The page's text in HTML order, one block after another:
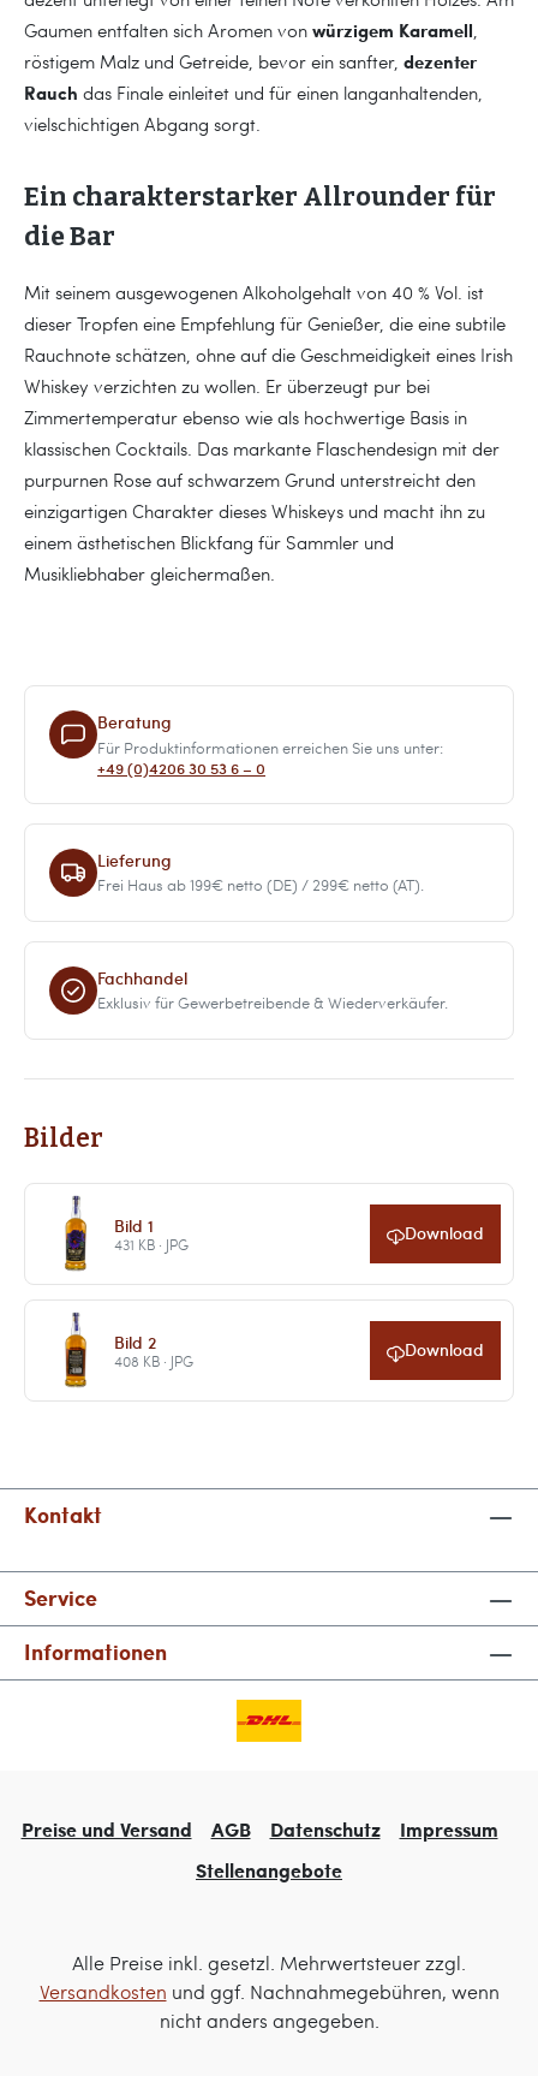
Gaumen entfalten sich Aromen von würzigem Karamell,
röstigem Malz und Getreide, bevor ein sanfter, dezenter
Rauch das Finale einleitet und für einen langanhaltenden,
vielschichtigen Abgang sorgt.
Ein charakterstarker Allrounder für
die Bar
Mit seinem ausgewogenen Alkoholgehalt von 40 % Vol. ist
dieser Tropfen eine Empfehlung für Genießer, die eine subtile
Rauchnote schätzen, ohne auf die Geschmeidigkeit eines Irish
Whiskey verzichten zu wollen. Er überzeugt pur bei
Zimmertemperatur ebenso wie als hochwertige Basis in
klassischen Cocktails. Das markante Flaschendesign mit der
purpurnen Rose auf schwarzem Grund unterstreicht den
einzigartigen Charakter dieses Whiskeys und macht ihn zu
einem ästhetischen Blickfang für Sammler und
Musikliebhaber gleichermaßen.
Beratung
Für Produktinformationen erreichen Sie uns unter:
+49 (0)4206 30 53 6 – 0
Lieferung
Frei Haus ab 199€ netto (DE) / 299€ netto (AT).
Fachhandel
Exklusiv für Gewerbetreibende & Wiederverkäufer.
Bilder
Bild 1
431 KB · JPG Download
Bild 2
408 KB · JPG Download
Kontakt
Service
Informationen
Preise und Versand AGB Datenschutz
Impressum
Stellenangebote
Alle Preise inkl. gesetzl. Mehrwertsteuer zzgl.
Versandkosten und ggf. Nachnahmegebühren, wenn
nicht anders angegeben.